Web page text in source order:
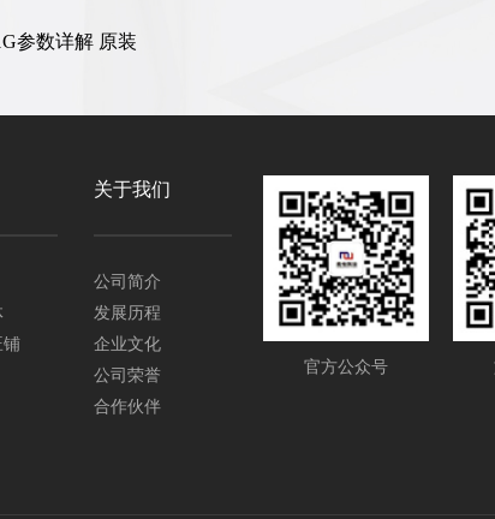
参数详解 原装
铺
关于我们
公司简介
发展历程
企业文化
公司荣誉
合作伙伴
官方公众号